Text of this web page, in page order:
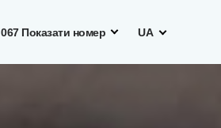
067 Показати номер UA